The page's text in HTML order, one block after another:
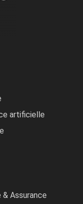
artificielle
& Assurance